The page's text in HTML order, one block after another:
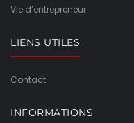
Vie d’entrepreneur
LIENS UTILES
Contact
INFORMATIONS